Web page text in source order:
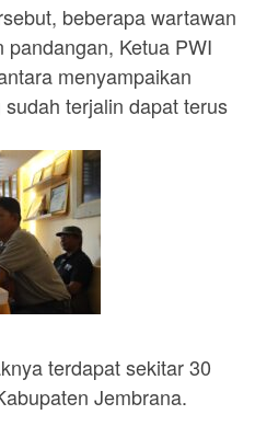
beberapa wartawan
Ketua PWI
menyampaikan
terjalin dapat terus
terdapat sekitar 30
Jembrana.